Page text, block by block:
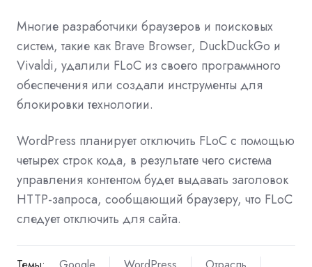
Многие разработчики браузеров и поисковых
систем, такие как Brave Browser, DuckDuckGo и
Vivaldi, удалили FLoC из своего программного
обеспечения или создали инструменты для
блокировки технологии.
WordPress планирует отключить FLoC с помощью
четырех строк кода, в результате чего система
управления контентом будет выдавать заголовок
HTTP-запроса, сообщающий браузеру, что FLoC
следует отключить для сайта.